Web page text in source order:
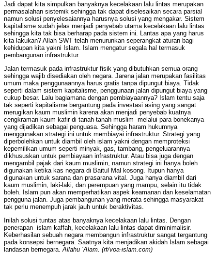
Jadi dapat kita simpulkan banyaknya kecelakaan lalu lintas merupakan
permasalahan sistemik sehingga tak dapat diselesaikan secara parsial
namun solusi penyelesaiannya harusnya solusi yang mengakar. Sistem
kapitalisme sudah jelas menjadi penyebab utama kecelakaan lalu lintas
sehingga kita tak bisa berharap pada sistem ini. Lantas apa yang harus
kita lakukan? Allah SWT telah menurunkan seperangkat aturan bagi
kehidupan kita yakni Islam. Islam mengatur segala hal termasuk
pembangunan infrastruktur.
Jalan termasuk pada infrastruktur fisik yang dibutuhkan semua orang
sehingga wajib disediakan oleh negara. Jarena jalan merupakan fasilitas
umum maka penggunaannya harus gratis tanpa dipungut biaya. Tidak
seperti dalam sistem kapitalisme, penggunaan jalan dipungut biaya yang
cukup besar. Lalu bagiamana dengan pembiayaannya? Islam tentu saja
tak seperti kapitalisme bergantung pada investasi asing yang sangat
merugikan kaum muslimin karena akan menjadi penyebab kuatnya
cengkraman kaum kafir di tanah-tanah muslim melalui para bonekanya
yang dijadikan sebagai penguasa. Sehingga haram hukumnya
menggunakan strategi ini untuk membiayai infrastruktur. Strategi yang
diperbolehkan untuk diambil oleh islam yakni dengan memproteksi
kepemilikan umum seperti minyak, gas, tambang, pengeluarannya
dikhususkan untuk pembiayaan infrastruktur. Atau bisa juga dengan
mengambil pajak dari kaum muslimin, namun strategi ini hanya boleh
digunakan ketika kas negara di Baitul Mal kosong. Itupun hanya
digunakan untuk sarana dan prasarana vital. Juga hanya diambil dari
kaum muslimin, laki-laki, dan perempuan yang mampu, selain itu tidak
boleh. Islam pun akan memperhatikan aspek keamanan dan keselamatan
pengguna jalan. Juga pembangunan yang merata sehingga masyarakat
tak perlu menempuh jarak jauh untuk beraktivitas.
Inilah solusi tuntas atas banyaknya kecelakaan lalu lintas. Dengan
penerapan islam kaffah, kecelakaan lalu lintas dapat diminimalisir.
Keberhasilan sebuah negara membangun infrastruktur sangat tergantung
pada konsepsi bernegara. Saatnya kita menjadikan akidah Islam sebagai
landasan bernegara.Allahu ‘Alam. (rf/voa-islam.com)